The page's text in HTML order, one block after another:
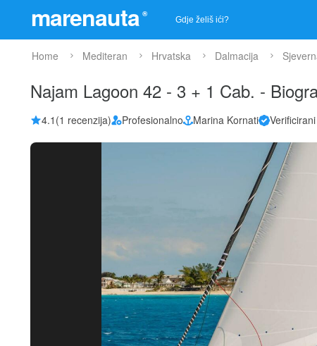
marenauta ®
Home Mediteran Hrvatska Dalmacija
Najam Lagoon 42 - 3 + 1 Cab. -
4.1 (1 recenzija) Profesionalno Marina Kornati